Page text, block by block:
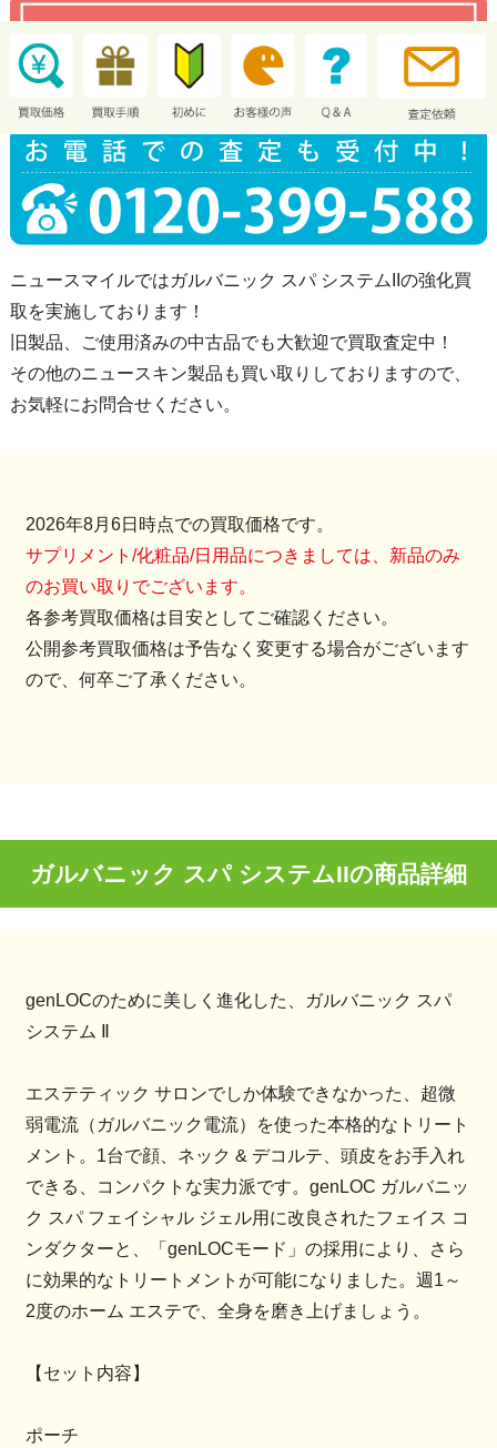
ニュースマイルではガルバニック スパ システムIIの強化買
取を実施しております！
旧製品、ご使用済みの中古品でも大歓迎で買取査定中！
その他のニュースキン製品も買い取りしておりますので、
お気軽にお問合せください。
2026年8月6日時点での買取価格です。
サプリメント/化粧品/日用品につきましては、新品のみ
のお買い取りでございます。
各参考買取価格は目安としてご確認ください。
公開参考買取価格は予告なく変更する場合がございます
ので、何卒ご了承ください。
ガルバニック スパ システムIIの商品詳細
genLOCのために美しく進化した、ガルバニック スパ
システム Ⅱ
エステティック サロンでしか体験できなかった、超微
弱電流（ガルバニック電流）を使った本格的なトリート
メント。1台で顔、ネック & デコルテ、頭皮をお手入れ
できる、コンパクトな実力派です。genLOC ガルバニッ
ク スパ フェイシャル ジェル用に改良されたフェイス コ
ンダクターと、「genLOCモード」の採用により、さら
に効果的なトリートメントが可能になりました。週1～
2度のホーム エステで、全身を磨き上げましょう。
【セット内容】
ポーチ